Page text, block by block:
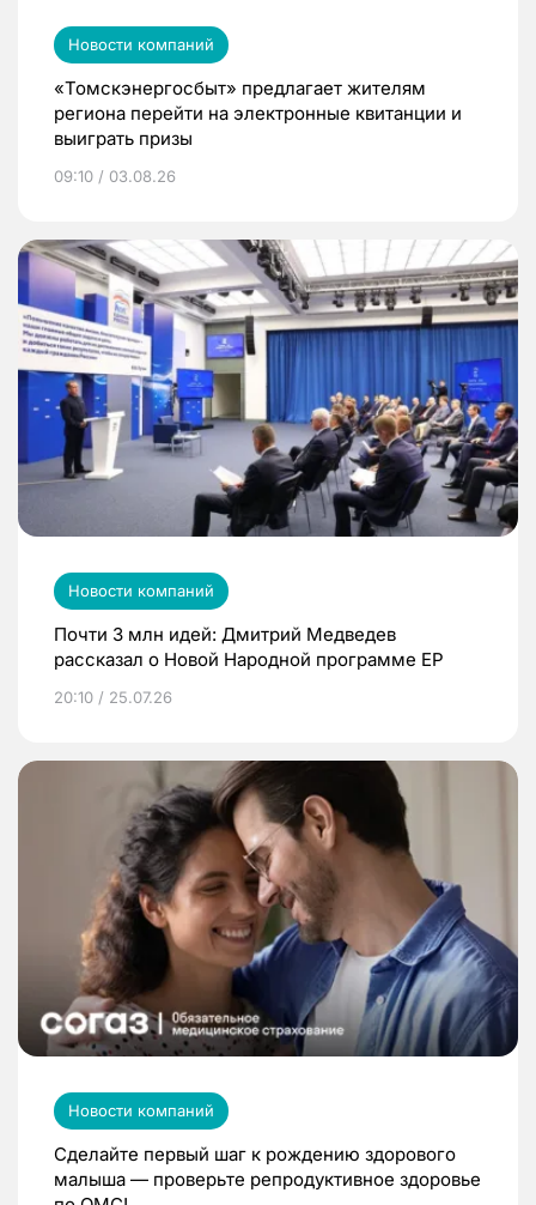
Новости компаний
«Томскэнергосбыт» предлагает жителям
региона перейти на электронные квитанции и
выиграть призы
09:10 / 03.08.26
Новости компаний
Почти 3 млн идей: Дмитрий Медведев
рассказал о Новой Народной программе ЕР
20:10 / 25.07.26
Новости компаний
Сделайте первый шаг к рождению здорового
малыша — проверьте репродуктивное здоровье